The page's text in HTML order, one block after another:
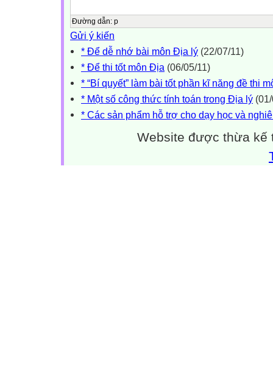
Đường dẫn: p
Gửi ý kiến
* Để dễ nhớ bài môn Địa lý (22/07/11)
* Để thi tốt môn Địa (06/05/11)
* “Bí quyết” làm bài tốt phần kĩ năng đề thi
* Một số công thức tính toán trong Địa lý
* Các sản phẩm hỗ trợ cho dạy học và
Website được thừa